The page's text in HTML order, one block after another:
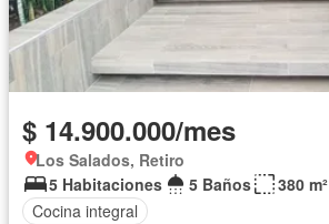
$ 14.900.000/mes
Los Salados, Retiro
5 Habitaciones
5 Baños
380 m²
Cocina integral